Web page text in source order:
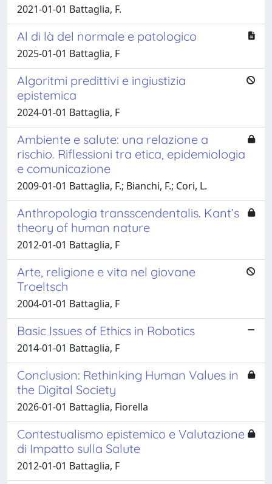
2021-01-01 Battaglia, F.
Al di là del normale e patologico
2025-01-01 Battaglia, F
Algoritmi predittivi e ingiustizia
epistemica
2024-01-01 Battaglia, F
Ambiente e salute: una relazione a
rischio. Riflessioni tra etica, epidemiologia
e comunicazione
2009-01-01 Battaglia, F.; Bianchi, F.; Cori, L.
Anthropologia transscendentalis. Kant’s
theory of human nature
2012-01-01 Battaglia, F
Arte, religione e vita nel giovane
Troeltsch
2004-01-01 Battaglia, F
Basic Issues of Ethics in Robotics
2014-01-01 Battaglia, F
Conclusion: Rethinking Human Values in
the Digital Society
2026-01-01 Battaglia, Fiorella
Contestualismo epistemico e Valutazione
di Impatto sulla Salute
2012-01-01 Battaglia, F